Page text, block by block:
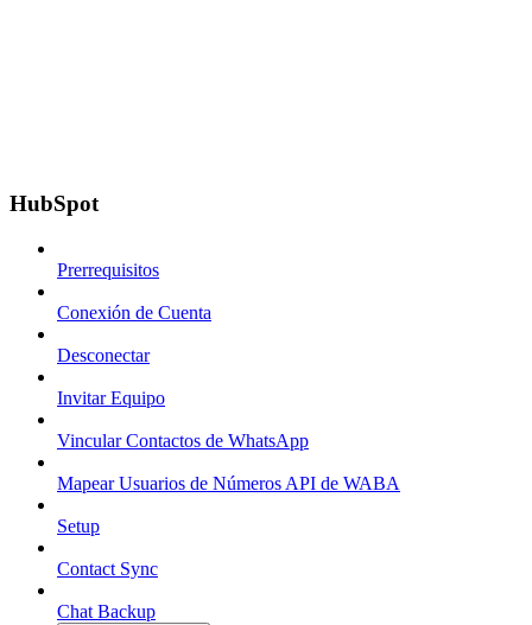
HubSpot
Prerrequisitos
Conexión de Cuenta
Desconectar
Invitar Equipo
Vincular Contactos de WhatsApp
Mapear Usuarios de Números API de WABA
Setup
Contact Sync
Chat Backup